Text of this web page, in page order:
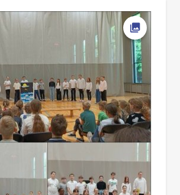
sünnipäeva peavad,
Ava foto